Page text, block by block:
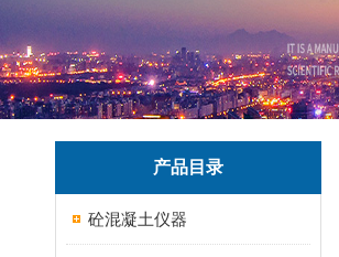
产品目录
砼混凝土仪器